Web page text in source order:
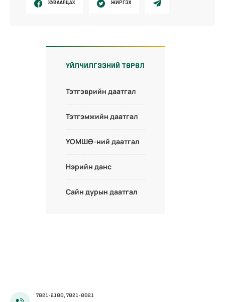
ХУВААЛЦАХ ЖИРГЭХ
ҮЙЛЧИЛГЭЭНИЙ ТӨРӨЛ
Тэтгэврийн даатгал
Тэтгэмжийн даатгал
ҮОМШӨ-ний даатгал
Нэрийн данс
Сайн дурын даатгал
7021-2100, 7021-0021